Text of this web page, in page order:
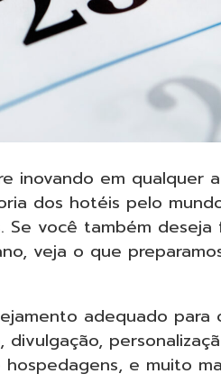
inovando em qualquer
dos hotéis pelo
você também deseja
veja o que
adequado para
e muito